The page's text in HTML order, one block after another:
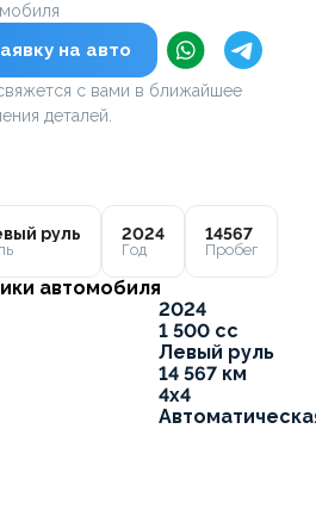
на авто
с вами в ближайшее
деталей.
руль 2024
Год
14567
Пробег
автомобиля
2024
1 500 cc
Левый руль
14 567 км
4x4